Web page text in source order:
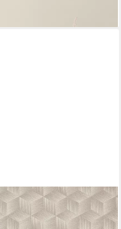
leicht strukturiert, matt,
Vlies Vlies Wand Tapeten